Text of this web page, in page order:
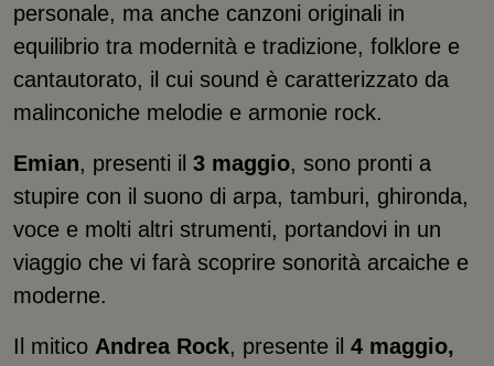
personale, ma anche canzoni originali in
equilibrio tra modernità e tradizione, folklore e
cantautorato, il cui sound è caratterizzato da
malinconiche melodie e armonie rock.
Emian, presenti il 3 maggio, sono pronti a
stupire con il suono di arpa, tamburi, ghironda,
voce e molti altri strumenti, portandovi in un
viaggio che vi farà scoprire sonorità arcaiche e
moderne.
Il mitico Andrea Rock, presente il 4 maggio,